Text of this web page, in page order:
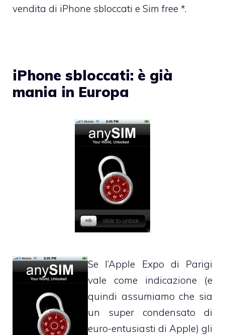
vendita di iPhone sbloccati e Sim free *.
iPhone sbloccati: è già
mania in Europa
Se l’Apple Expo di Parigi
vale come indicazione (e
quindi assumiamo che sia
un super condensato di
euro-entusiasti di Apple) gli